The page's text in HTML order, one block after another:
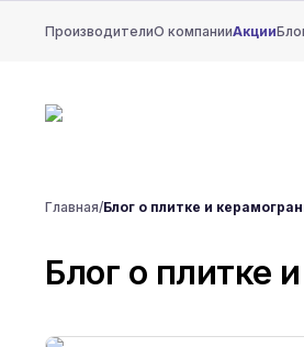
ПроизводителиО компанииАкции
Главная/Блог о плитке и
Блог о плитке